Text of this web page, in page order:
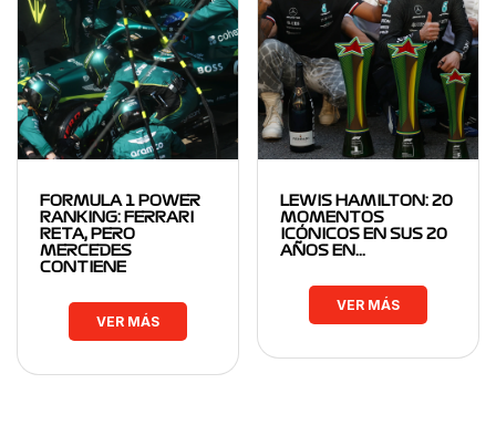
FORMULA 1 POWER
RANKING: FERRARI
RETA, PERO
MERCEDES
CONTIENE
VER MÁS
LEWIS HAMILTON: 20
MOMENTOS
ICÓNICOS EN SUS 20
AÑOS EN…
VER MÁS